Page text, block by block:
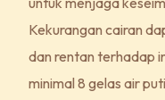
Kekurangan cairan
dan rentan terhadap
minimal 8 gelas air